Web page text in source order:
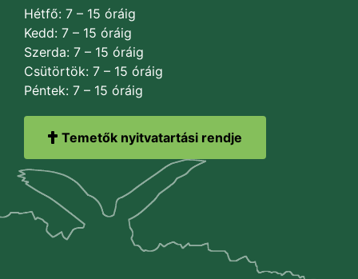
Hétfő: 7 – 15 óráig
Kedd: 7 – 15 óráig
Szerda: 7 – 15 óráig
Csütörtök: 7 – 15 óráig
Péntek: 7 – 15 óráig
Temetők nyitvatartási rendje